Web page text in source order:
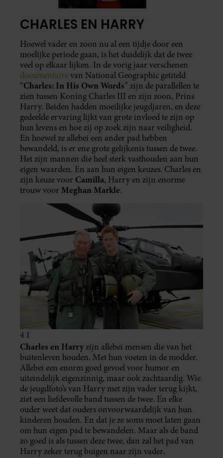
CHARLES EN HARRY
Hoewel vader en zoon nu al een tijdje door een
moelijke periode gaan, is het duidelijk dat de twee
veel op elkaar lijken. In de vorig jaar verschenen
documentairevan National Geographic getiteld
“Charles: In His Own Words” zijn de parallellen te
zien tussen Koning Charles III en zijn zoon, Prins
Harry. Beiden hadden moeilijke jeugdjaren, en deze
gedeelde ervaring lijkt van grote invloed te zijn op
hun levens en hoe zij op zoek zijn naar veiligheid.
En hoewel ze allebei een ander pad hebben
bewandeld, is er ene grote gelijkenis tussen de twee.
Het zijn mannen die heel sterk vasthouden aan hun
eigen waarden. En aan hun eigen keuzes. Charles en
zijn keuze voor Camilla, Harry en zijn enorme
trouw voor Meghan Markle.
4 1
Charles en Harry zijn allebei mensen die van het
buitenleven houden. Met hun voeten in de modder.
Allebei een enorm goed gevoel voor humor en
uiteindelijk eigenzinnig, maar ook zachtaardig. Wie
de jeugdfoto’s van Harry met zijn vader terug kijkt,
ziet een liefdevolle band tussen de twee. En elke
ouder weet dat ouders onvoorwaardelijk van hun
kinderen houden. En dat je ze soms moet laten gaan
om hun eigen pad te bewandelen. Maar als de band
zo goed is als tussen deze twee, dan zal het pad van
Harry zeker terug buigen naar zijn vader.